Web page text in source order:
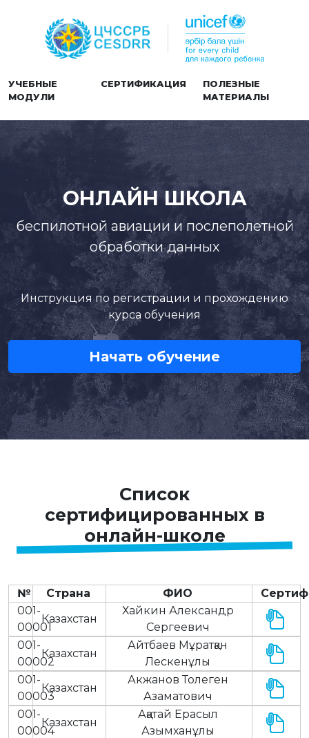
УЧЕБНЫЕ
МОДУЛИ
СЕРТИФИКАЦИЯ
ПОЛЕЗНЫЕ
МАТЕРИАЛЫ
ОНЛАЙН ШКОЛА
беспилотной авиации и послеполетной
обработки данных
Инструкция по регистрации и прохождению
курса обучения
Начать обучение
Список
сертифицированных в
онлайн-школе
№ Страна ФИО
001-
00001
Казахстан
Хайкин Александр
Сергеевич
001-
00002
Казахстан
Айтбаев Мұратқан
Лескенұлы
001-
00003
Казахстан
Акжанов Толеген
Азаматович
001-
00004
Казахстан
Ақатай Ерасыл
Азымханұлы